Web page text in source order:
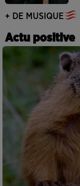
+ DE MUSIQUE
Actu positive